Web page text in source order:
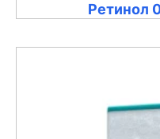
Ретинол